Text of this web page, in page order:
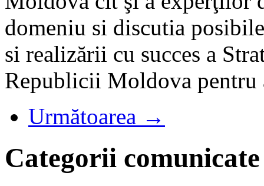
domeniu si discutia
si realizării cu succes a
Republicii Moldova pentru
Următoarea →
Categorii comunicate